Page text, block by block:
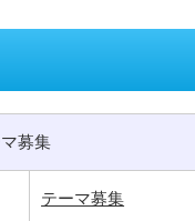
募集
テーマ募集